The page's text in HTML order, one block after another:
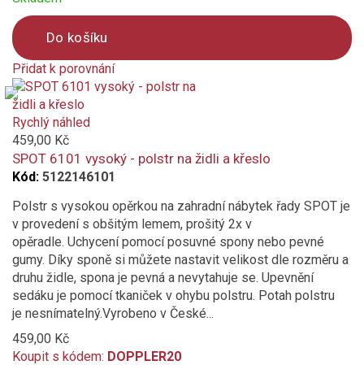
Do košíku
Přidat k porovnání
Product
is
added
to
compare
Rychlý náhled
459,00 Kč
SPOT 6101 vysoký - polstr na židli a křeslo
Kód: 5122146101
Polstr s vysokou opěrkou na zahradní nábytek řady SPOT je
v provedení s obšitým lemem, prošitý 2x v
opěradle. Uchycení pomocí posuvné spony nebo pevné
gumy. Díky sponě si můžete nastavit velikost dle rozměru a
druhu židle, spona je pevná a nevytahuje se. Upevnění
sedáku je pomocí tkaniček v ohybu polstru. Potah polstru
je nesnímatelný.Vyrobeno v České...
459,00 Kč
Koupit s kódem: DOPPLER20